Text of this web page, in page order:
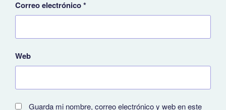
Correo electrónico*
Web
Guarda mi nombre, correo electrónico y web en este